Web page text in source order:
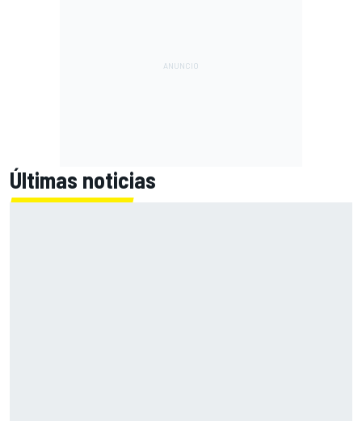
Últimas noticias